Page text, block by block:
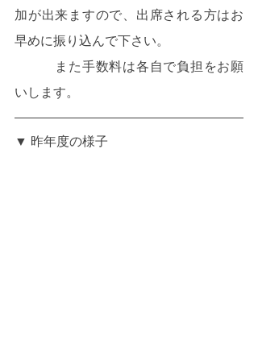
加が出来ますので、出席される方はお
早めに振り込んで下さい。
また手数料は各自で負担をお願
いします。
▼ 昨年度の様子